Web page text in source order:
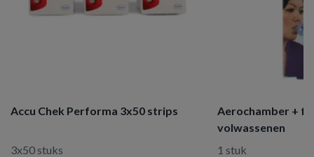
Accu Chek Performa 3x50 strips
3x50 stuks
Aerochamber +
volwassenen
1 stuk